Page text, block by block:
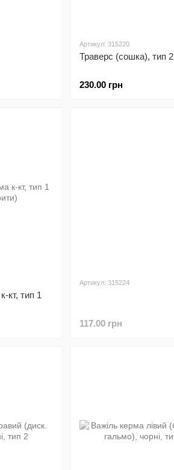
Артикул: 315220
Траверс (сошка), тип 2
230.00 грн
кт, тип 1
Артикул: 315224
117.00 грн